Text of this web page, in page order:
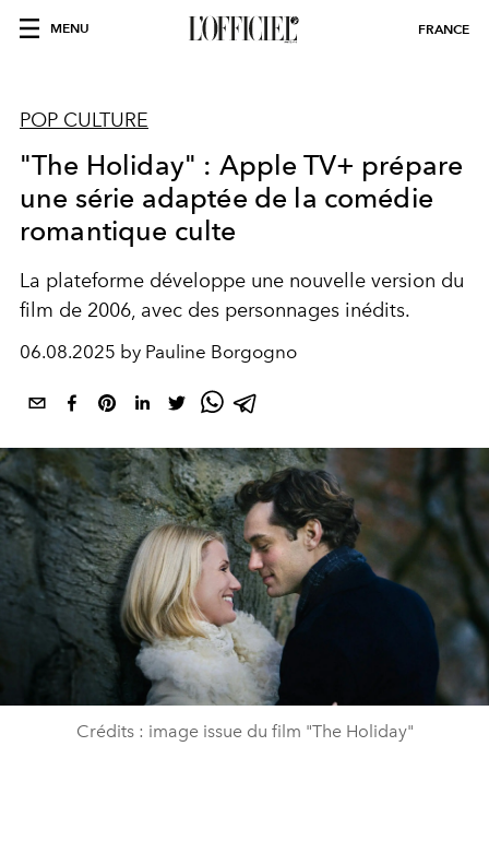
MENU FRANCE
POP CULTURE
"The Holiday" : Apple TV+ prépare
une série adaptée de la comédie
romantique culte
La plateforme développe une nouvelle version du
film de 2006, avec des personnages inédits.
06.08.2025 by Pauline Borgogno
Crédits : image issue du film "The Holiday"